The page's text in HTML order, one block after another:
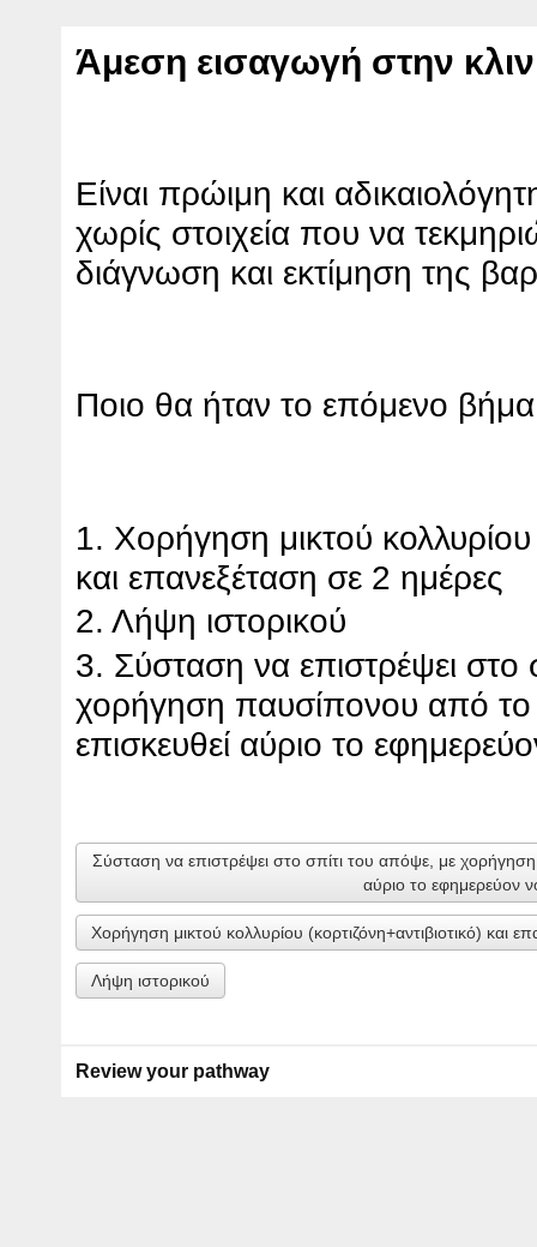
Άμεση εισαγωγή στην
Είναι πρώιμη και
χωρίς στοιχεία που να
διάγνωση και εκτίμηση της
Ποιο θα ήταν το επόμενο βήμα
1. Χορήγηση μικτού
και επανεξέταση σε 2 ημέρες
2. Λήψη ιστορικού
3. Σύσταση να επιστρέψει
χορήγηση παυσίπονου από το
επισκευθεί αύριο το
Σύσταση να επιστρέψει στο σπίτι του απόψε, με
αύριο το εφημερεύον
Χορήγηση μικτού κολλυρίου (κορτιζόνη+αντιβιοτικό) και
Λήψη ιστορικού
Review your pathway